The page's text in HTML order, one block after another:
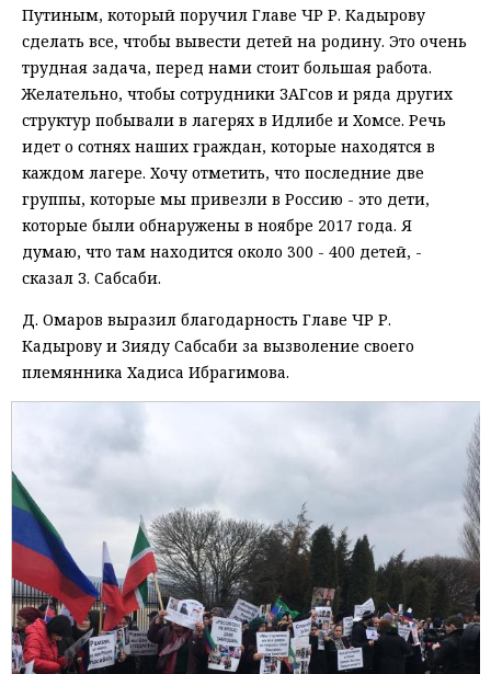
Путиным, который поручил Главе ЧР Р. Кадырову
сделать все, чтобы вывести детей на родину. Это очень
трудная задача, перед нами стоит большая работа.
Желательно, чтобы сотрудники ЗАГсов и ряда других
структур побывали в лагерях в Идлибе и Хомсе. Речь
идет о сотнях наших граждан, которые находятся в
каждом лагере. Хочу отметить, что последние две
группы, которые мы привезли в Россию - это дети,
которые были обнаружены в ноябре 2017 года. Я
думаю, что там находится около 300 - 400 детей, -
сказал З. Сабсаби.
Д. Омаров выразил благодарность Главе ЧР Р.
Кадырову и Зияду Сабсаби за вызволение своего
племянника Хадиса Ибрагимова.